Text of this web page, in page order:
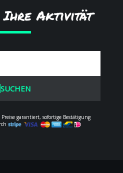
Ihre Aktivität
SUCHEN
garantiert, sofortige Bestätigung